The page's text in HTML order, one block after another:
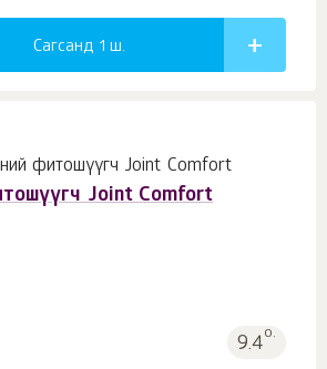
Сагсанд 1 ш.
Joint Comfort
9.4о.